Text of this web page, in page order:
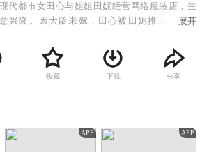
现代都市女田心与姐姐田妮经营网络服装店，生
意兴隆。因大龄未嫁，田心被田妮推上相亲节
步入婚姻殿堂。无奈婚后生活磕磕绊绊不断，
心意外流产，以翔旧爱方彤趁机介入，误会重
重之下，两人婚姻破碎，田心被逐出家门。后在
出货且表明细节的用心等，与众多卖家一起，
展开
收藏 下载 分享
APP APP